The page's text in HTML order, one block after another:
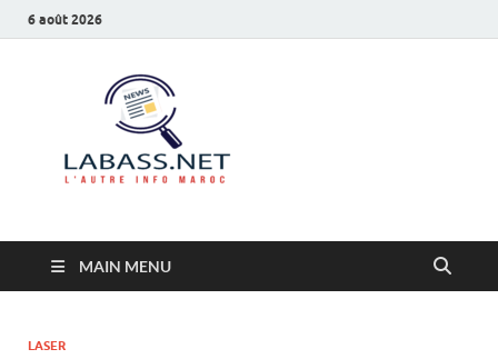
6 août 2026
MAIN MENU
LASER